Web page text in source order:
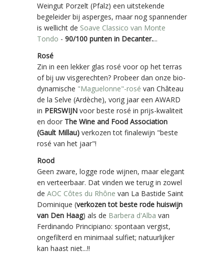
Weingut Porzelt (Pfalz) een uitstekende
begeleider bij asperges, maar nog spannender
is wellicht de Soave Classico van Monte
Tondo - 90/100 punten in Decanter....
Rosé
Zin in een lekker glas rosé voor op het terras
of bij uw visgerechten? Probeer dan onze bio-
dynamische "Maguelonne"-rosé van Château
de la Selve (Ardèche), vorig jaar een AWARD
in PERSWIJN voor beste rosé in prijs-kwaliteit
en door The Wine and Food Association
(Gault Millau) verkozen tot finalewijn "beste
rosé van het jaar"!
Rood
Geen zware, logge rode wijnen, maar elegant
en verteerbaar. Dat vinden we terug in zowel
de AOC Côtes du Rhône van La Bastide Saint
Dominique (verkozen tot beste rode huiswijn
van Den Haag) als de Barbera d'Alba van
Ferdinando Principiano: spontaan vergist,
ongefilterd en minimaal sulfiet; natuurlijker
kan haast niet...!!